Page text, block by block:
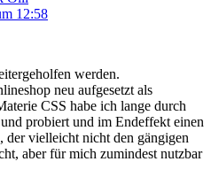
12:58
werden.
neu aufgesetzt als
CSS habe ich lange durch
probiert und im Endeffekt einen
der vielleicht nicht den gängigen
aber für mich zumindest nutzbar